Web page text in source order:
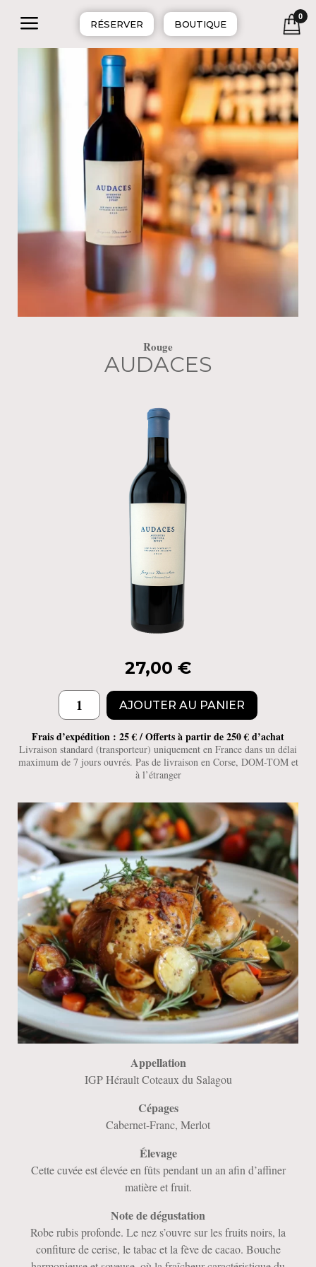
a RÉSERVER BOUTIQUE
0
Rouge
AUDACES
27,00 €
quantité
de
Audaces
Rouge
AJOUTER AU PANIER
Frais d’expédition : 25 € / Offerts à partir de 250 € d’achat
Livraison standard (transporteur) uniquement en France dans un délai
maximum de 7 jours ouvrés. Pas de livraison en Corse, DOM-TOM et
à l’étranger
Appellation
IGP Hérault Coteaux du Salagou
Cépages
Cabernet-Franc, Merlot
Élevage
Cette cuvée est élevée en fûts pendant un an afin d’affiner
matière et fruit.
Note de dégustation
Robe rubis profonde. Le nez s’ouvre sur les fruits noirs, la
confiture de cerise, le tabac et la fève de cacao. Bouche